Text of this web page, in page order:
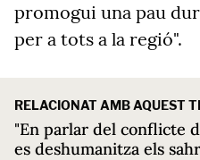
promogui una pau
per a tots a la regió".
RELACIONAT AMB AQUEST
"En parlar del conflicte
es deshumanitza els